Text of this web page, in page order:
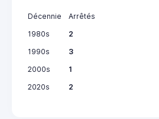
Décennie
Arrêtés
1980s
2
1990s
3
2000s
1
2020s
2